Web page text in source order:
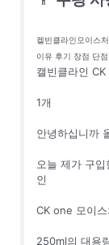
켈빈클라인모이스
이유 후기 장점 단점
캘빈클라인
1개
안녕하십니까
오늘 제가 구
인
CK one 모이
250ml의 대용